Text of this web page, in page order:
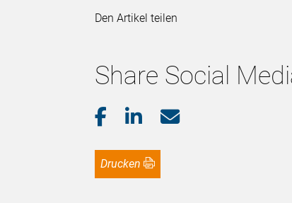
Den Artikel teilen
Share Social
Drucken